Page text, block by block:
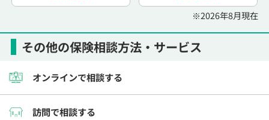
その他の保険相談方法・サービス
オンラインで相談する
訪問で相談する
※2026年8月現在